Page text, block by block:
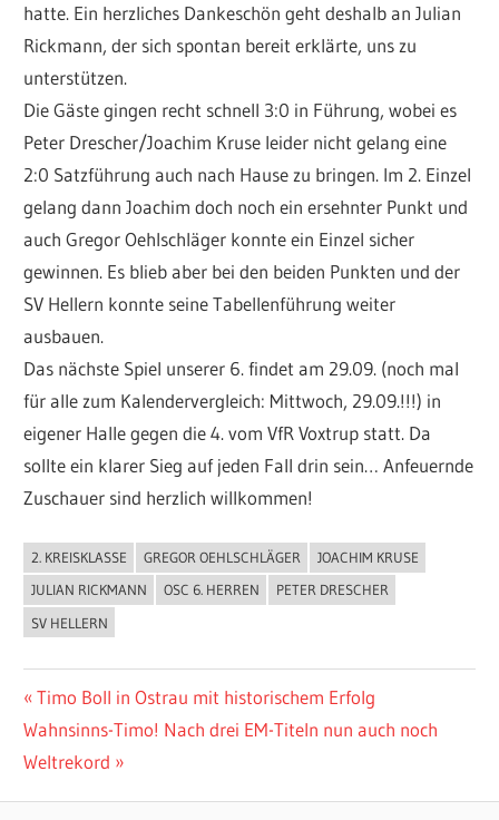
hatte. Ein herzliches Dankeschön geht deshalb an Julian
Rickmann, der sich spontan bereit erklärte, uns zu
unterstützen.
Die Gäste gingen recht schnell 3:0 in Führung, wobei es
Peter Drescher/Joachim Kruse leider nicht gelang eine
2:0 Satzführung auch nach Hause zu bringen. Im 2. Einzel
gelang dann Joachim doch noch ein ersehnter Punkt und
auch Gregor Oehlschläger konnte ein Einzel sicher
gewinnen. Es blieb aber bei den beiden Punkten und der
SV Hellern konnte seine Tabellenführung weiter
ausbauen.
Das nächste Spiel unserer 6. findet am 29.09. (noch mal
für alle zum Kalendervergleich: Mittwoch, 29.09.!!!) in
eigener Halle gegen die 4. vom VfR Voxtrup statt. Da
sollte ein klarer Sieg auf jeden Fall drin sein… Anfeuernde
Zuschauer sind herzlich willkommen!
ALLGEMEIN
2. KREISKLASSE GREGOR OEHLSCHLÄGER
JOACHIM KRUSE
JULIAN RICKMANN
OSC 6. HERREN
PETER DRESCHER
SV HELLERN
Beitragsnavigation
Vorheriger
Beitrag:
Timo Boll in Ostrau mit historischem Erfolg
Nächster
Beitrag:
Wahnsinns-Timo! Nach drei EM-Titeln nun auch noch
Weltrekord